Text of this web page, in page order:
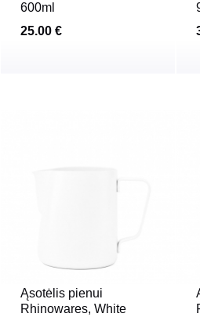
600ml
25.00 €
Ąsotėlis pienui
Rhinowares, White